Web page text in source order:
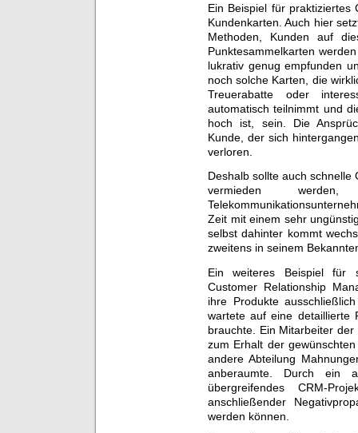
Ein Beispiel für praktiziertes
Kundenkarten. Auch hier
Methoden, Kunden auf
Punktesammelkarten
lukrativ genug empfunden
noch solche Karten, die
Treuerabatte oder
automatisch teilnimmt und
hoch ist, sein. Die
Kunde, der sich
verloren.
Deshalb sollte auch
vermieden
Zeit mit einem sehr
selbst dahinter kommt
zweitens in seinem
Ein weiteres Beispiel für
Customer Relationship
ihre Produkte
wartete auf eine detaillierte
brauchte. Ein Mitarbeiter
zum Erhalt der
andere Abteilung
anberaumte. Durch ein
übergreifendes CRM-
anschließender
werden können.